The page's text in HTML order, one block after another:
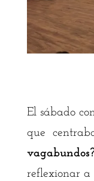
El sábado
que
reflexionar a